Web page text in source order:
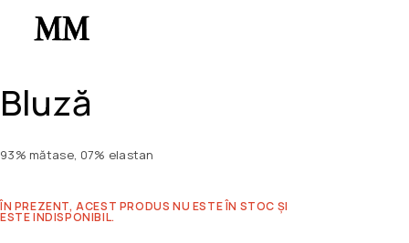
Bluză
93% mătase, 07% elastan
ÎN PREZENT, ACEST PRODUS NU ESTE ÎN STOC ȘI
ESTE INDISPONIBIL.